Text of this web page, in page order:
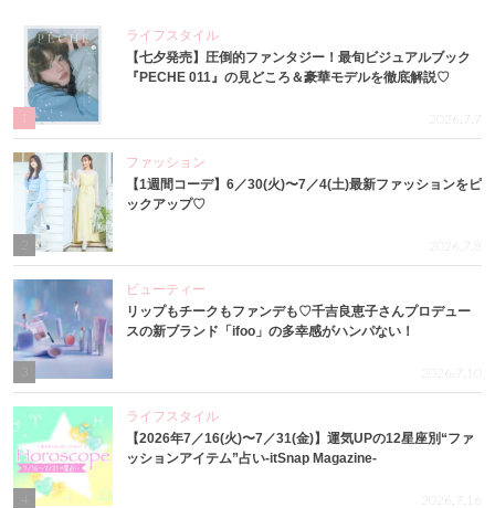
ライフスタイル
【七夕発売】圧倒的ファンタジー！最旬ビジュアルブック
『PECHE 011』の見どころ＆豪華モデルを徹底解説♡
2026.7.7
ファッション
【1週間コーデ】6／30(火)〜7／4(土)最新ファッションをピ
ックアップ♡
2026.7.8
3
ビューティー
リップもチークもファンデも♡千吉良恵子さんプロデュー
スの新ブランド「ifoo」の多幸感がハンパない！
2026.7.10
4
ライフスタイル
【2026年7／16(火)〜7／31(金)】運気UPの12星座別“ファ
ッションアイテム”占い-itSnap Magazine-
2026.7.16